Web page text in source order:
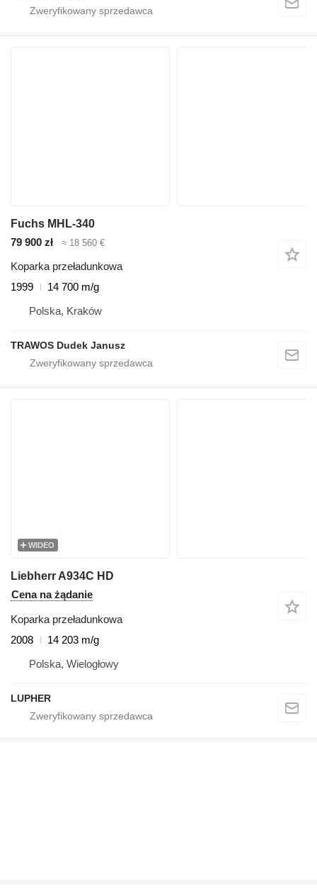
Fuchs MHL-340
79 900 zł
≈ 18 560 €
Koparka przeładunkowa
1999
14 700 m/g
Polska, Kraków
TRAWOS Dudek Janusz
WIDEO
Liebherr A934C HD
Cena na żądanie
Koparka przeładunkowa
2008
14 203 m/g
Polska, Wielogłowy
LUPHER